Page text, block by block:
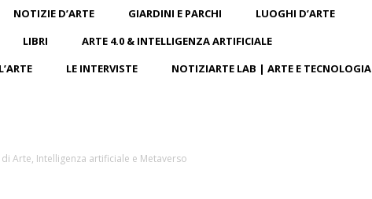
NOTIZIE D’ARTE GIARDINI E PARCHI
LUOGHI D’ARTE
LIBRI
ARTE 4.0 & INTELLIGENZA ARTIFICIALE
LE INTERVISTE NOTIZIARTE LAB | ARTE E TECNOLOGIA
Arte, Intelligenza artificiale e Metaverso